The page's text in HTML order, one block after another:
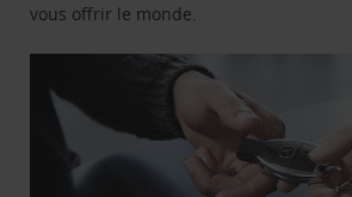
vous offrir le monde.